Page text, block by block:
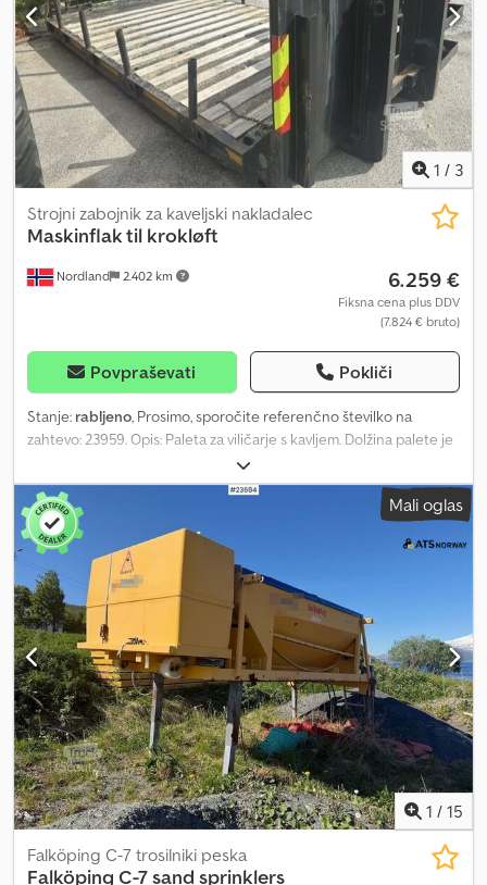
1 / 3
Nordland 2.402 km
Strojni zabojnik za kaveljski nakladalec
Maskinflak til krokløft
6.259 €
Fiksna cena plus DDV
(7.824 € bruto)
Povpraševati Pokliči
Stanje: rabljeno, Prosimo, sporočite referenčno številko na
zahtevo: 23959. Opis: Paleta za viličarje s kavljem. Dolžina palete je
približno 4,5 metra. Lastnik navaja, da se je na nekaterih mestih
barva odlepila, sicer pa je stanje precej dobro. Dobava po
dogovoru. Lastna teža: 1 Model: za viličarje s kavljem – 4,5 metra
dolžine Dksdpszqku Rjfx Abgsr = Dodatne informacije = Novo: Ne
Uporaba: Prevoz blaga Za dodatne informacije se obrnite na ATS
Norway.
Mali oglas
1 / 15
Falköping C-7 trosilniki peska
Falköping C-7 sand sprinklers